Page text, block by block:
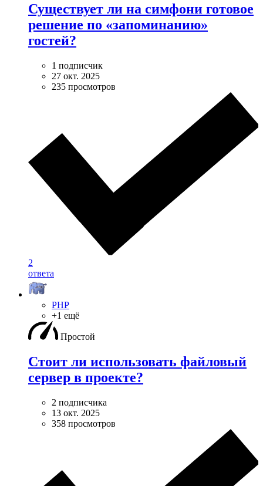
Существует ли на симфони готовое
решение по «запоминанию»
гостей?
1 подписчик
27 окт. 2025
235 просмотров
2
ответа
PHP
+1 ещё
Простой
Стоит ли использовать файловый
сервер в проекте?
2 подписчика
13 окт. 2025
358 просмотров